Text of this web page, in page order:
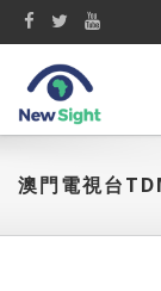
澳門電視台